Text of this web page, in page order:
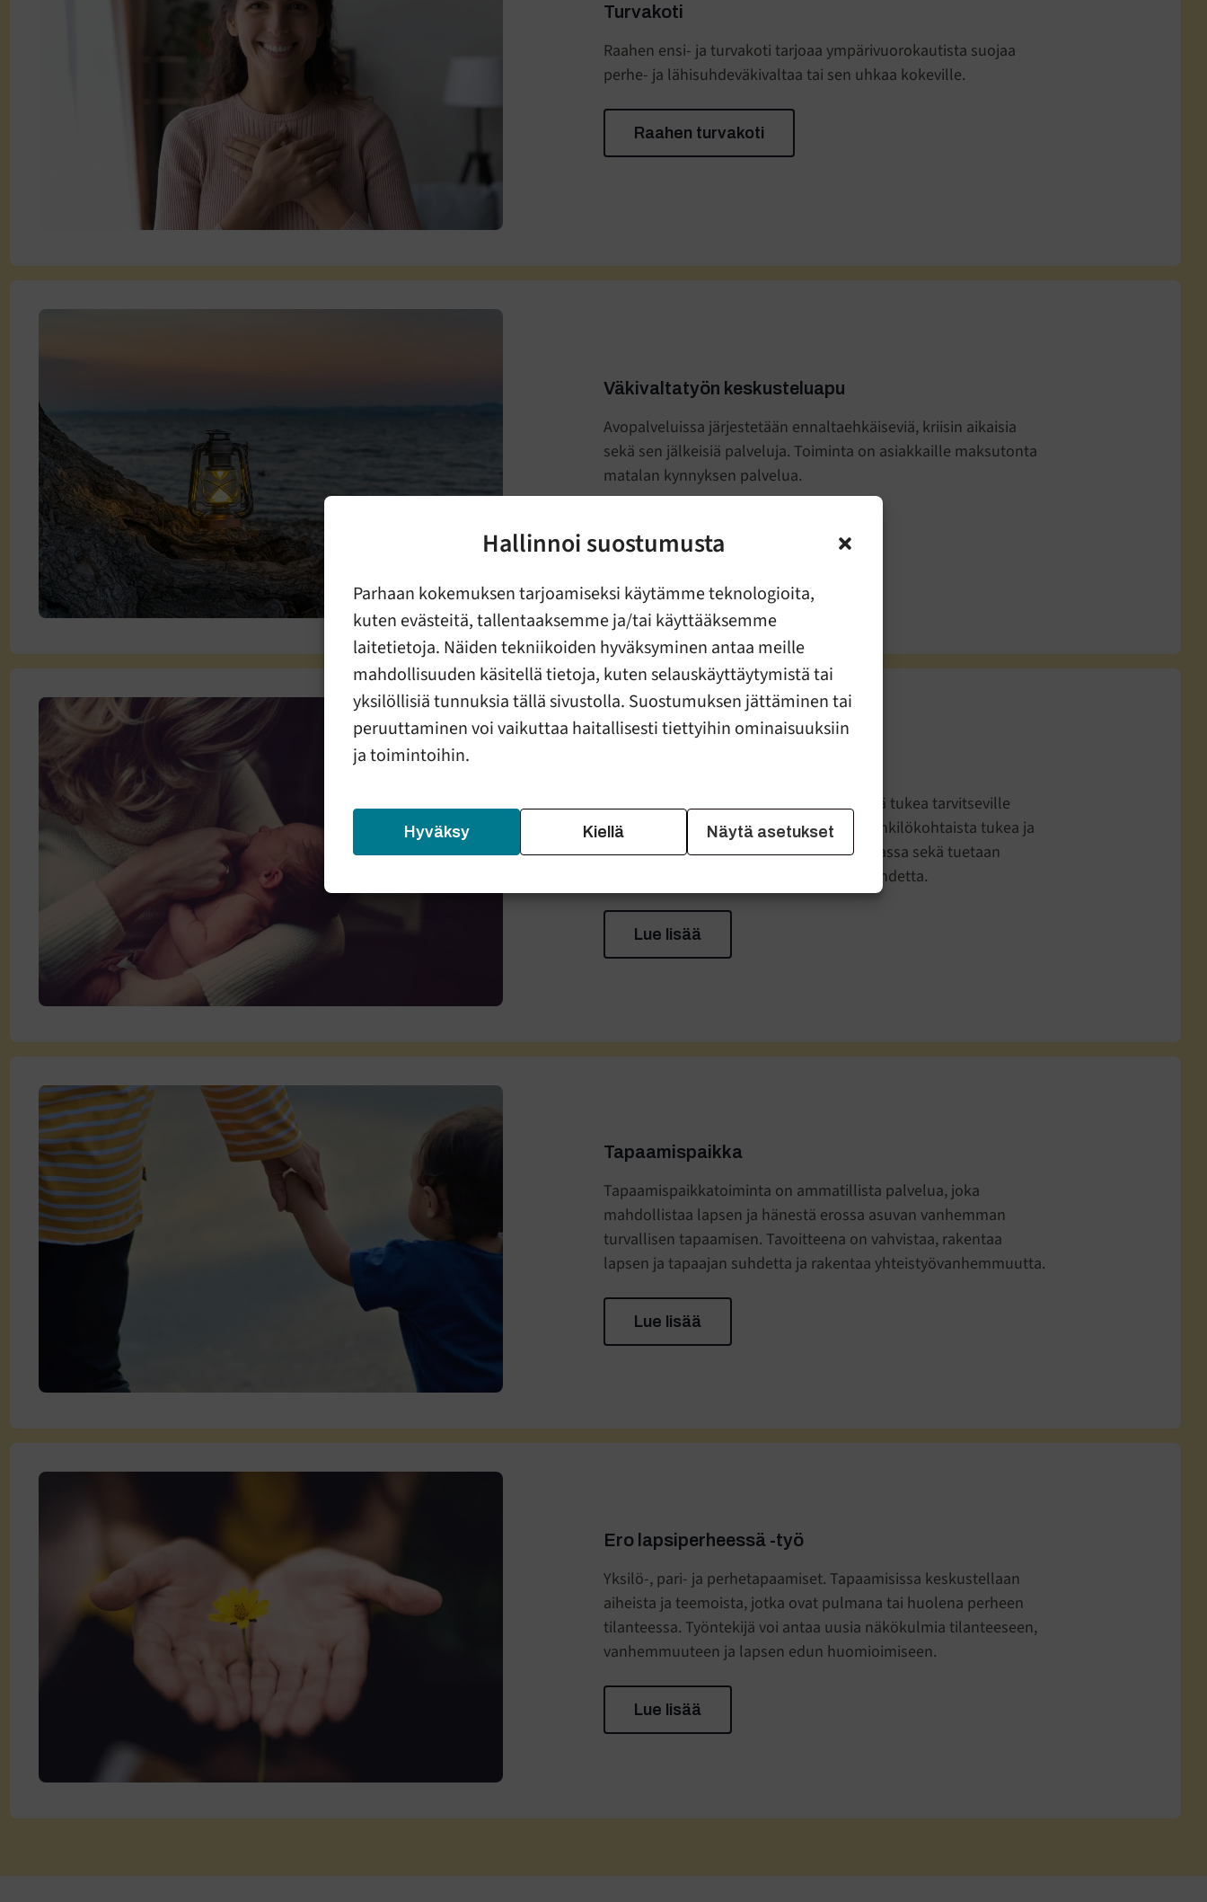
Hallinnoi suostumusta
Parhaan kokemuksen tarjoamiseksi käytämme teknologioita,
kuten evästeitä, tallentaaksemme ja/tai käyttääksemme
laitetietoja. Näiden tekniikoiden hyväksyminen antaa meille
mahdollisuuden käsitellä tietoja, kuten selauskäyttäytymistä tai
yksilöllisiä tunnuksia tällä sivustolla. Suostumuksen jättäminen tai
peruuttaminen voi vaikuttaa haitallisesti tiettyihin ominaisuuksiin
ja toimintoihin.
Hyväksy Kiellä Näytä asetukset
Turvakoti
Raahen ensi- ja turvakoti tarjoaa ympärivuorokautista suojaa
perhe- ja lähisuhdeväkivaltaa tai sen uhkaa kokeville.
Raahen turvakoti
Väkivaltatyön keskusteluapu
Avopalveluissa järjestetään ennaltaehkäiseviä, kriisin aikaisia
sekä sen jälkeisiä palveluja. Toiminta on asiakkaille maksutonta
matalan kynnyksen palvelua.
Lue lisää
Ensikoti on tarkoitettu vahvaa, yksilöllistä tukea tarvitseville
vauvaperheille. Ensikodissa annetaan henkilökohtaista tukea ja
ohjausta lasten hoidossa ja arjen hallinnassa sekä tuetaan
varhaista vuorovaikutusta ja kiintymyssuhdetta.
Lue lisää
Tapaamispaikka
Tapaamispaikkatoiminta on ammatillista palvelua, joka
mahdollistaa lapsen ja hänestä erossa asuvan vanhemman
turvallisen tapaamisen. Tavoitteena on vahvistaa, rakentaa
lapsen ja tapaajan suhdetta ja rakentaa yhteistyövanhemmuutta.
Lue lisää
Ero lapsiperheessä -työ
Yksilö-, pari- ja perhetapaamiset. Tapaamisissa keskustellaan
aiheista ja teemoista, jotka ovat pulmana tai huolena perheen
tilanteessa. Työntekijä voi antaa uusia näkökulmia tilanteeseen,
vanhemmuuteen ja lapsen edun huomioimiseen.
Lue lisää